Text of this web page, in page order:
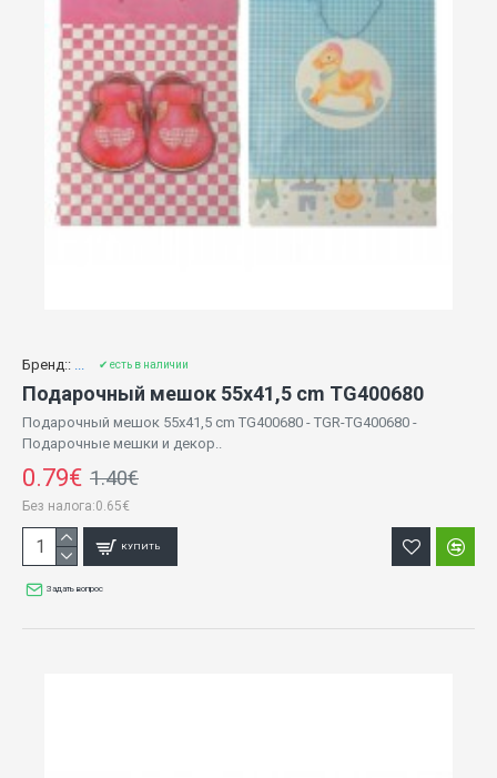
Бренд:: ... ✔ есть в наличии
Подарочный мешок 55x41,5 cm TG400680
Подарочный мешок 55x41,5 cm TG400680 - TGR-TG400680 -
Подарочные мешки и декор..
0.79€ 1.40€
Без налога:0.65€
КУПИТЬ
Задать вопрос